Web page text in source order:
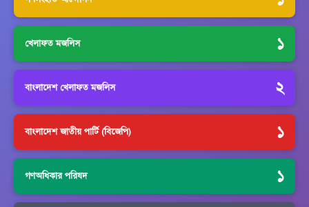
খেলাফত মজলিস ১
বাংলাদেশ খেলাফত মজলিস ২
বাংলাদেশ জাতীয় পার্টি (বিজেপি) ১
গণঅধিকার পরিষদ ১